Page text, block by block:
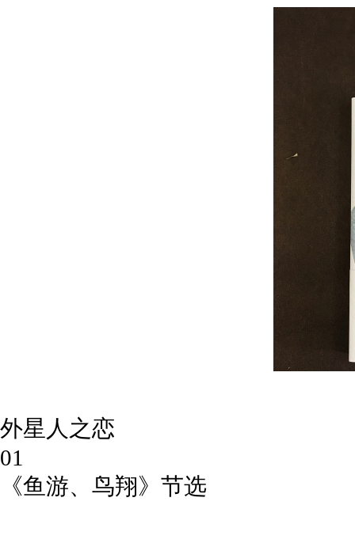
外星人之恋
01
《鱼游、鸟翔》 节选